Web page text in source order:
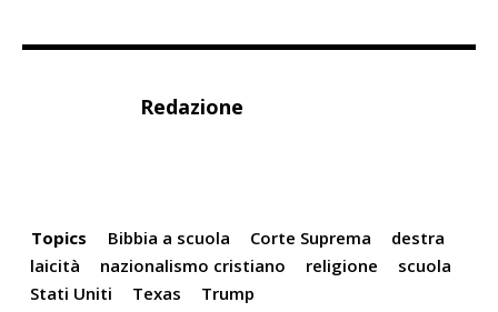
Redazione
Topics Bibbia a scuola Corte Suprema
destra
laicità
nazionalismo cristiano religione
scuola
Stati Uniti
Texas Trump